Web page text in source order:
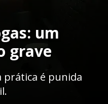
um
grave
prática é punida